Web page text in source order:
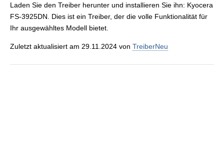
Laden Sie den Treiber herunter und installieren Sie ihn: Kyocera
FS-3925DN. Dies ist ein Treiber, der die volle Funktionalität für
Ihr ausgewähltes Modell bietet.
Zuletzt aktualisiert am 29.11.2024 von TreiberNeu